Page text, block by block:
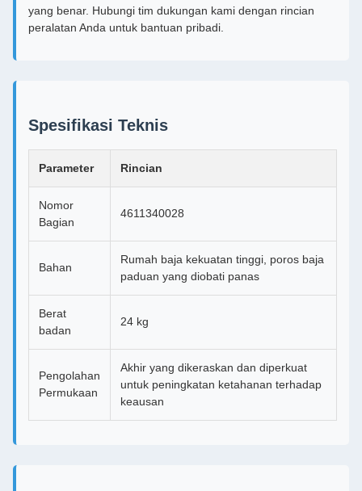
yang benar. Hubungi tim dukungan kami dengan rincian
peralatan Anda untuk bantuan pribadi.
Spesifikasi Teknis
Parameter Rincian
Nomor
Bagian
4611340028
Bahan
Rumah baja kekuatan tinggi, poros baja
paduan yang diobati panas
Berat
badan
24 kg
Pengolahan
Permukaan
Akhir yang dikeraskan dan diperkuat
untuk peningkatan ketahanan terhadap
keausan